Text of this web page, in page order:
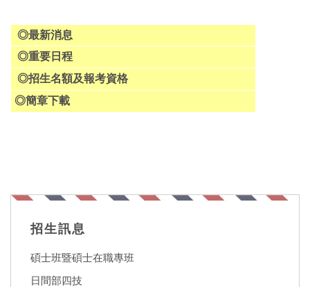
◎最新消息
◎重要日程
◎招生名額及報考資格
◎簡章下載
招生訊息
碩士班暨碩士在職專班
日間部四技